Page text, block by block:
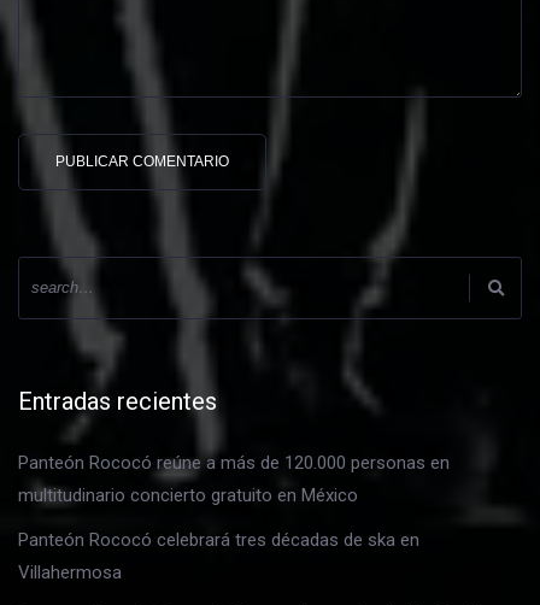
Entradas recientes
Panteón Rococó reúne a más de 120.000 personas en
multitudinario concierto gratuito en México
Panteón Rococó celebrará tres décadas de ska en
Villahermosa